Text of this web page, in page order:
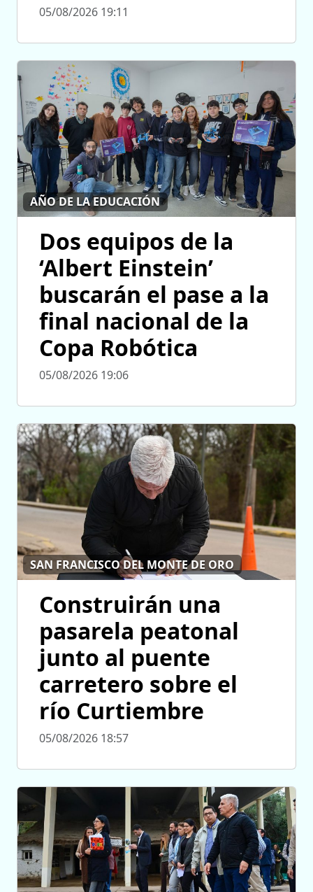
05/08/2026 19:11
AÑO DE LA EDUCACIÓN
Dos equipos de la
‘Albert Einstein’
buscarán el pase a la
final nacional de la
Copa Robótica
05/08/2026 19:06
SAN FRANCISCO DEL MONTE DE ORO
Construirán una
pasarela peatonal
junto al puente
carretero sobre el
río Curtiembre
05/08/2026 18:57